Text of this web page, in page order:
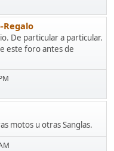
Regalo
De particular a particular.
este foro antes de
motos u otras Sanglas.